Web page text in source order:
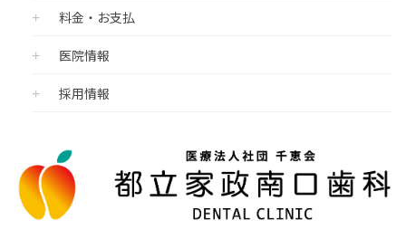
料金・お支払
医院情報
採用情報